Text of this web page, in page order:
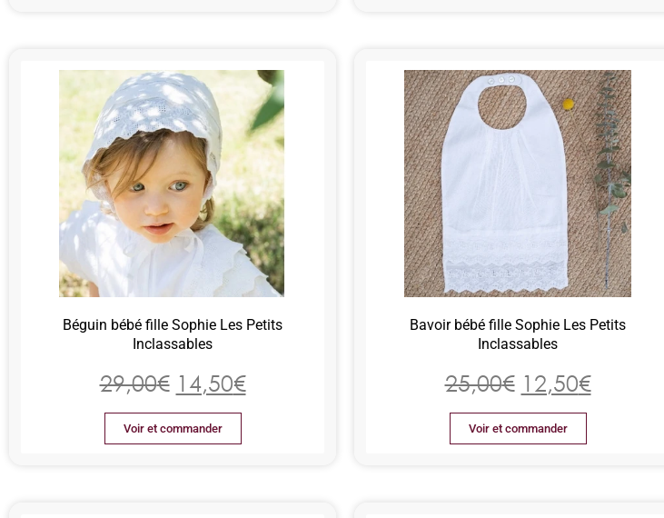
Béguin bébé fille Sophie Les Petits
Inclassables
29,00€ 14,50€
Voir et commander
Bavoir bébé fille Sophie Les Petits
Inclassables
25,00€ 12,50€
Voir et commander